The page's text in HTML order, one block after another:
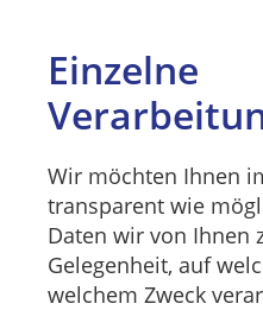
Einzelne
Wir möchten Ihnen
transparent wie
Daten wir von Ihnen
Gelegenheit, auf
welchem Zweck